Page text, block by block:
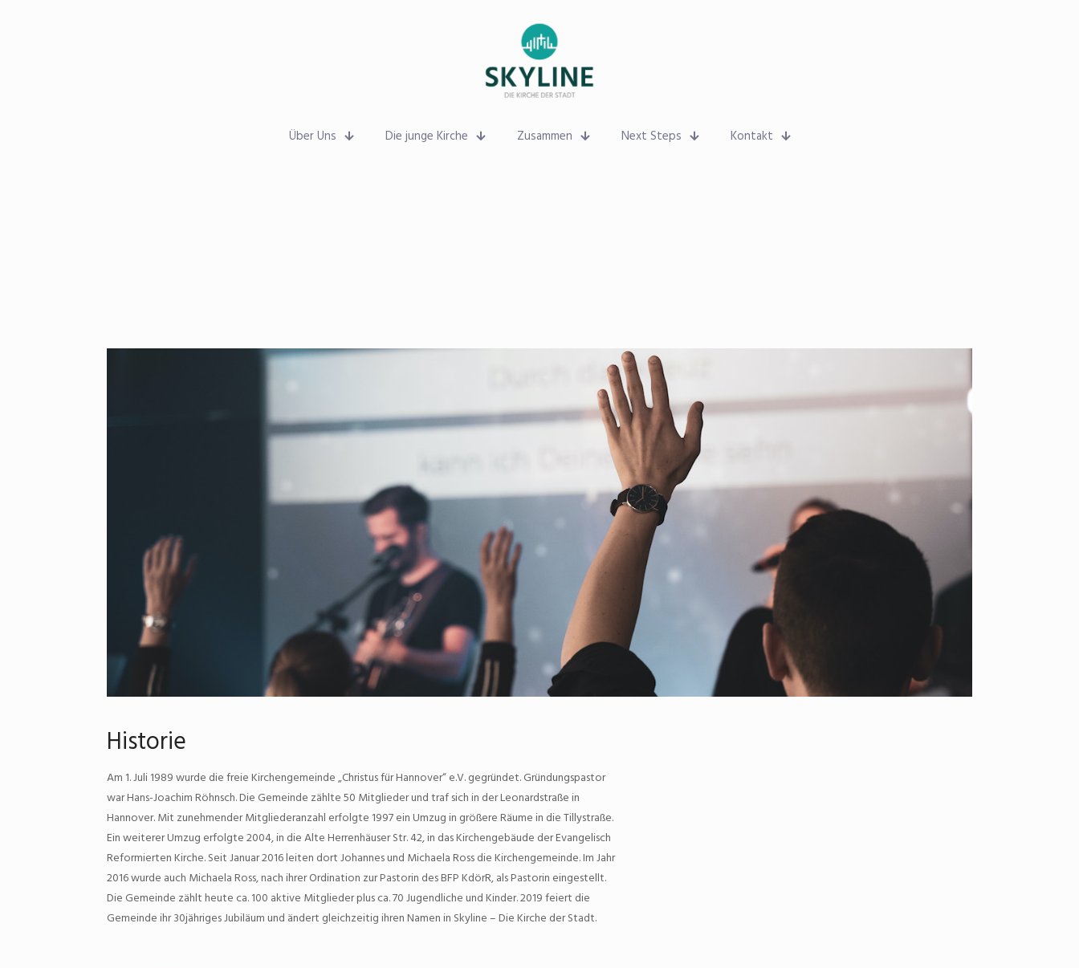
Über Uns Die junge Kirche Zusammen Next Steps Kontakt
Historie
Am 1. Juli 1989 wurde die freie Kirchengemeinde „Christus für Hannover“ e.V. gegründet. Gründungspastor
war Hans-Joachim Röhnsch. Die Gemeinde zählte 50 Mitglieder und traf sich in der Leonardstraße in
Hannover. Mit zunehmender Mitgliederanzahl erfolgte 1997 ein Umzug in größere Räume in die Tillystraße.
Ein weiterer Umzug erfolgte 2004, in die Alte Herrenhäuser Str. 42, in das Kirchengebäude der Evangelisch
Reformierten Kirche. Seit Januar 2016 leiten dort Johannes und Michaela Ross die Kirchengemeinde. Im Jahr
2016 wurde auch Michaela Ross, nach ihrer Ordination zur Pastorin des BFP KdörR, als Pastorin eingestellt.
Die Gemeinde zählt heute ca. 100 aktive Mitglieder plus ca. 70 Jugendliche und Kinder. 2019 feiert die
Gemeinde ihr 30jähriges Jubiläum und ändert gleichzeitig ihren Namen in Skyline – Die Kirche der Stadt.